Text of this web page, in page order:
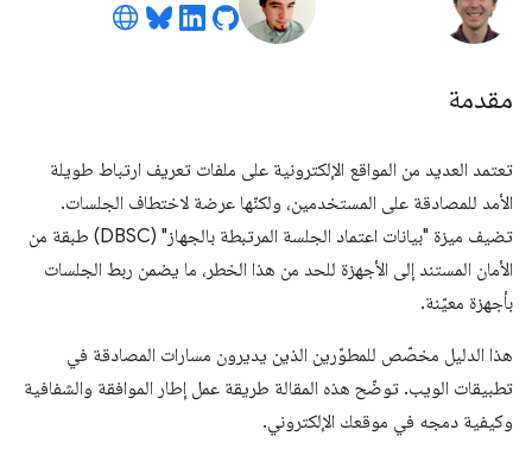
مقدمة
تعتمد العديد من المواقع الإلكترونية على ملفات تعريف ارتباط طويلة
الأمد للمصادقة على المستخدمين، ولكنّها عرضة لاختطاف الجلسات.
تضيف ميزة "بيانات اعتماد الجلسة المرتبطة بالجهاز" (DBSC) طبقة من
الأمان المستند إلى الأجهزة للحد من هذا الخطر، ما يضمن ربط الجلسات
بأجهزة معيّنة.
هذا الدليل مخصّص للمطوّرين الذين يديرون مسارات المصادقة في
تطبيقات الويب. توضّح هذه المقالة طريقة عمل إطار الموافقة والشفافية
وكيفية دمجه في موقعك الإلكتروني.